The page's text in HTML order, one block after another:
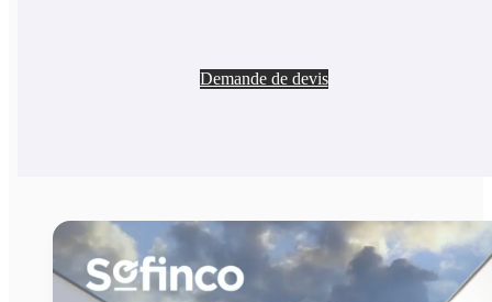
Demande de devis